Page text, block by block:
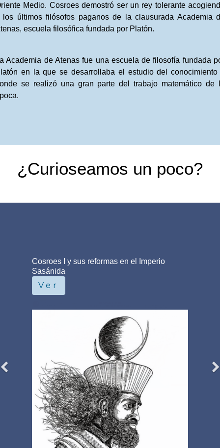
Medio. Cosroes demostró ser un rey tolerante
los últimos filósofos paganos de la clausurada Academia
escuela filosófica fundada por Platón.
Academia de Atenas fue una escuela de filosofía fundada
en la que se desarrollaba el estudio del conocimiento
se realizó una gran parte del trabajo matemático de
¿Curioseamos un poco?
Cosroes I y sus reformas en el Imperio
Sasánida
Ver
El Imperio sasánida, c. 620 d. C.
Ver